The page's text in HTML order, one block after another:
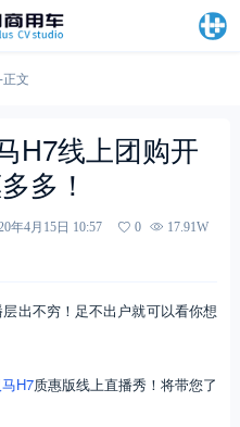
正文
H7线上团购开
多！
年4月15日 10:57 0
17.91W
出不穷！足不出户就可以看你想
H7质惠版线上直播秀！将带您了